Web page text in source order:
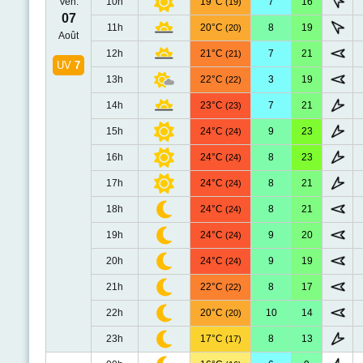
07
Août
UV 7
11h 20°C (20) 8 19
12h 21°C (21) 7 21
13h 22°C (22) 3 19
14h 23°C (23) 7 21
15h 24°C (24) 9 23
16h 24°C (24) 8 23
17h 24°C (24) 8 21
18h 24°C (24) 8 21
19h 24°C (24) 9 20
20h 24°C (24) 9 19
21h 22°C (22) 8 17
22h 20°C (20) 10 14
23h 17°C (17) 8 13